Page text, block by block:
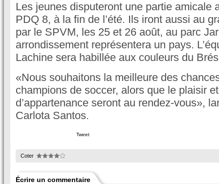
Les jeunes disputeront une partie amicale
PDQ 8, à la fin de l’été. Ils iront aussi au
par le SPVM, les 25 et 26 août, au parc
arrondissement représentera un pays.
Lachine sera habillée aux couleurs du
«Nous souhaitons la meilleure des
champions de soccer, alors que le plaisir
d’appartenance seront au rendez-vous»,
Carlota Santos.
Tweet
Coter
Écrire un commentaire